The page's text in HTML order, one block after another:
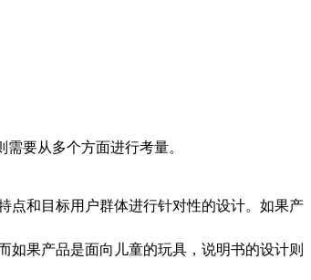
需要从多个方面进行考量。
点和目标用户群体进行针对性的设计。如果产
果产品是面向儿童的玩具，说明书的设计则